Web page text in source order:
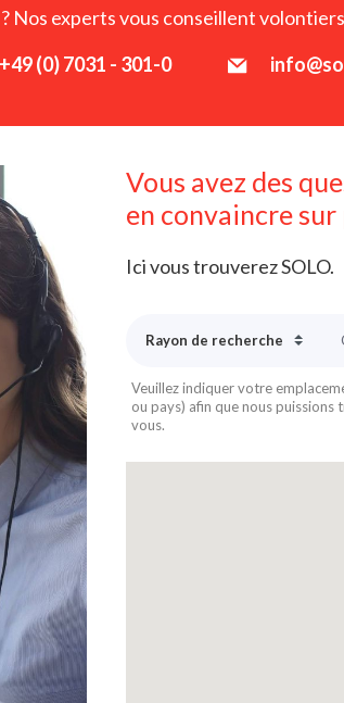
? Nos experts vous conseillent volontiers
(0) 7031 - 301-0
Vous avez des
en convaincre sur
Ici vous trouverez SOLO.
Veuillez indiquer votre
ou pays) afin que nous
vous.